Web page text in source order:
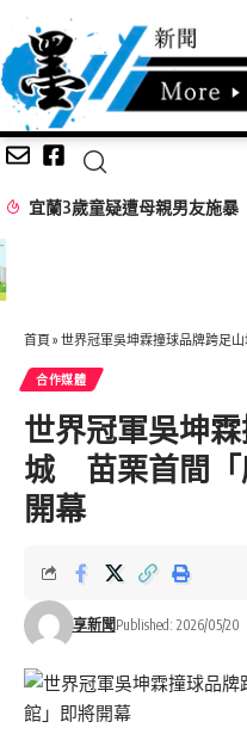
宜蘭3歲童疑遭母親男友施
首頁 » 世界冠軍吳坤霖撞球品牌跨足
合作媒體
世界冠軍吳坤
城 苗栗首間「
開幕
享新聞 Published: 2026/05/20